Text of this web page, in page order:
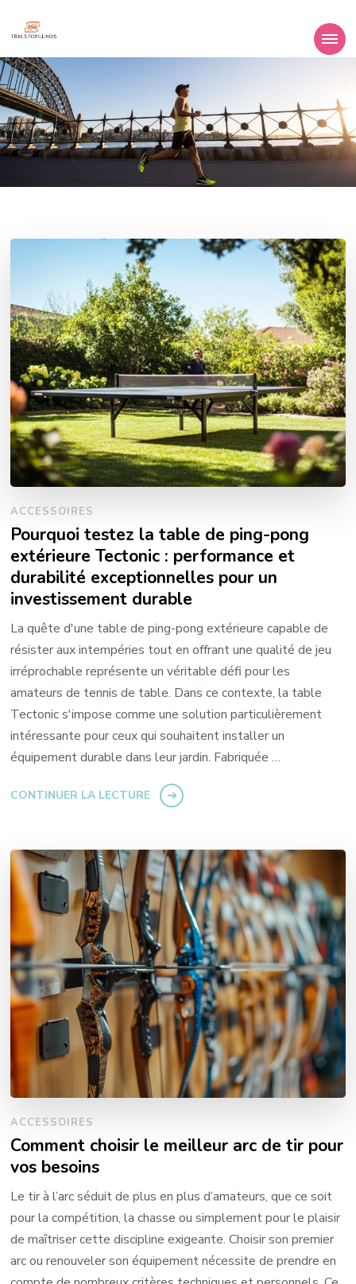
Trailsforillinois
ACCESSOIRES
Pourquoi testez la table de ping-pong
extérieure Tectonic : performance et
durabilité exceptionnelles pour un
investissement durable
La quête d'une table de ping-pong extérieure capable de
résister aux intempéries tout en offrant une qualité de jeu
irréprochable représente un véritable défi pour les
amateurs de tennis de table. Dans ce contexte, la table
Tectonic s'impose comme une solution particulièrement
intéressante pour ceux qui souhaitent installer un
équipement durable dans leur jardin. Fabriquée …
CONTINUER LA LECTURE
ACCESSOIRES
Comment choisir le meilleur arc de tir pour
vos besoins
Le tir à l’arc séduit de plus en plus d’amateurs, que ce soit
pour la compétition, la chasse ou simplement pour le plaisir
de maîtriser cette discipline exigeante. Choisir son premier
arc ou renouveler son équipement nécessite de prendre en